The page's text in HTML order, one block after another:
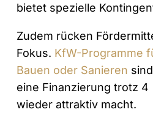
bietet spezielle
Zudem rücken
Fokus. KfW-Programme
Bauen oder Sanieren
eine Finanzierung trotz 4
wieder attraktiv macht.